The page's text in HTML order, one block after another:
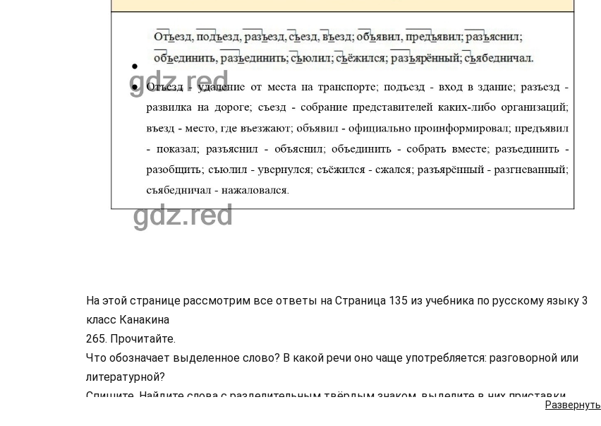
Развернуть
На этой странице рассмотрим все ответы на Страница 135 из учебника по русскому языку 3
класс Канакина
265. Прочитайте.
Что обозначает выделенное слово? В какой речи оно чаще употребляется: разговорной или
литературной?
Спишите. Найдите слова с разделительным твёрдым знаком, выделите в них приставки.